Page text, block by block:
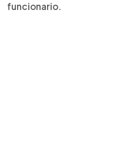
funcionario.